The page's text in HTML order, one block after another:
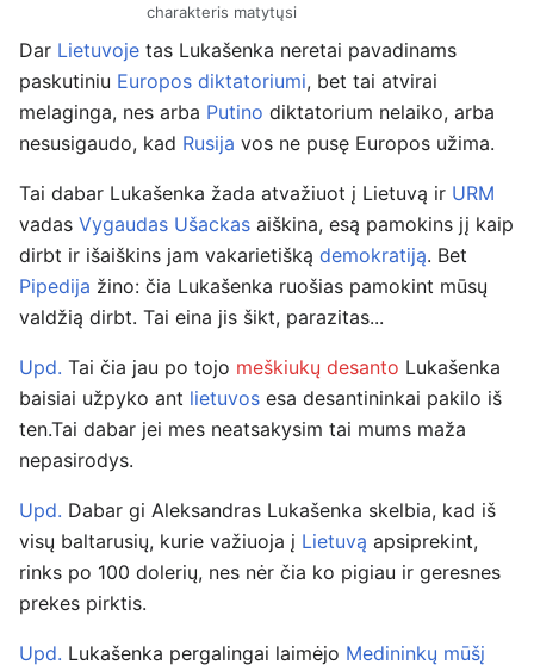
charakteris matytųsi
Dar Lietuvoje tas Lukašenka neretai pavadinams
paskutiniu Europos diktatoriumi, bet tai atvirai
melaginga, nes arba Putino diktatorium nelaiko, arba
nesusigaudo, kad Rusija vos ne pusę Europos užima.
Tai dabar Lukašenka žada atvažiuot į Lietuvą ir URM
vadas Vygaudas Ušackas aiškina, esą pamokins jį kaip
dirbt ir išaiškins jam vakarietišką demokratiją. Bet
Pipedija žino: čia Lukašenka ruošias pamokint mūsų
valdžią dirbt. Tai eina jis šikt, parazitas...
Upd. Tai čia jau po tojo meškiukų desanto Lukašenka
baisiai užpyko ant lietuvos esa desantininkai pakilo iš
ten.Tai dabar jei mes neatsakysim tai mums maža
nepasirodys.
Upd. Dabar gi Aleksandras Lukašenka skelbia, kad iš
visų baltarusių, kurie važiuoja į Lietuvą apsiprekint,
rinks po 100 dolerių, nes nėr čia ko pigiau ir geresnes
prekes pirktis.
Upd. Lukašenka pergalingai laimėjo Medininkų mūšį